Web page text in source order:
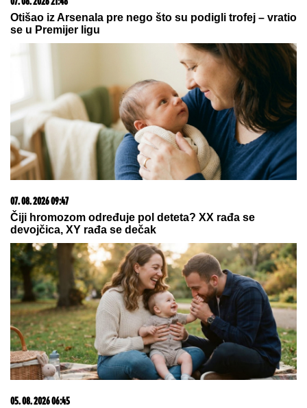
Koliko visoku temperaturu ljudsko telo može da izdrži?
Сазнања „Политике”: Црна Гора следећа у војном
савезу Загреба, Тиране и Приштине
03. 08. 2026 07:31
25.000 kupaca već kupuje uz PerSu Extra. A ti? Saznaj
više